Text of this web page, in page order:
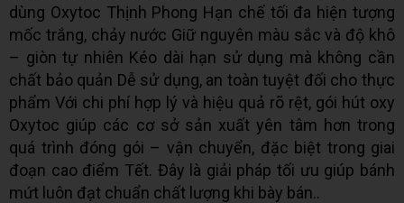
dùng Oxytoc Thịnh Phong Hạn chế tối đa hiện tượng
mốc trắng, chảy nước Giữ nguyên màu sắc và độ khô
– giòn tự nhiên Kéo dài hạn sử dụng mà không cần
chất bảo quản Dễ sử dụng, an toàn tuyệt đối cho thực
phẩm Với chi phí hợp lý và hiệu quả rõ rệt, gói hút oxy
Oxytoc giúp các cơ sở sản xuất yên tâm hơn trong
quá trình đóng gói – vận chuyển, đặc biệt trong giai
đoạn cao điểm Tết. Đây là giải pháp tối ưu giúp bánh
mứt luôn đạt chuẩn chất lượng khi bày bán..